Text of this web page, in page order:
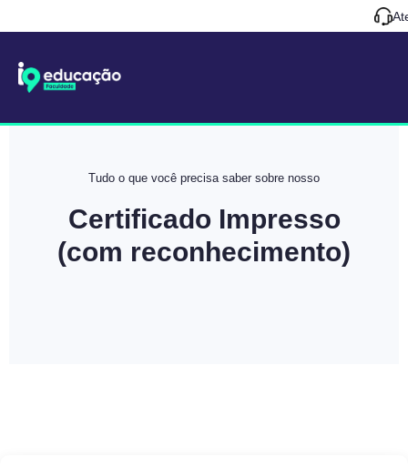
Tudo o que você precisa saber sobre nosso
Certificado Impresso
(com reconhecimento)